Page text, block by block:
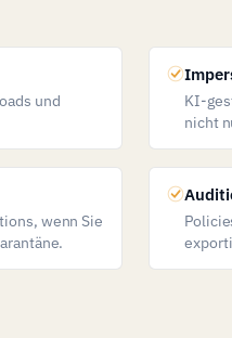
und
KI-
nicht
wenn Sie